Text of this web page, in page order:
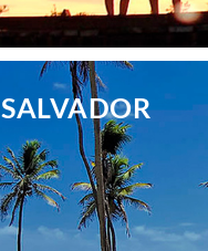
SALVADOR